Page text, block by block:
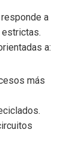
a
a:
más